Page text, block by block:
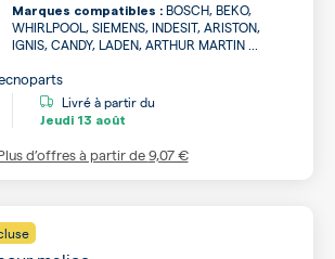
Marques compatibles : BOSCH, BEKO,
WHIRLPOOL, SIEMENS, INDESIT, ARISTON,
IGNIS, CANDY, LADEN, ARTHUR MARTIN ...
Livré à partir du
Jeudi 13 août
d’offres à partir de9,07 €